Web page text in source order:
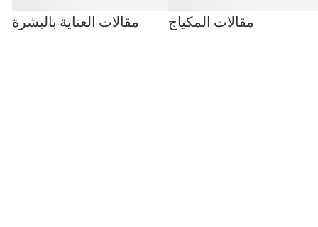
مقالات العناية بالبشرة مقالات المكياج